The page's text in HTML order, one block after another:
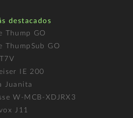
destacados
Thump GO
ThumpSub GO
IE 200
Juanita
W-MCB-XDJRX3
J11